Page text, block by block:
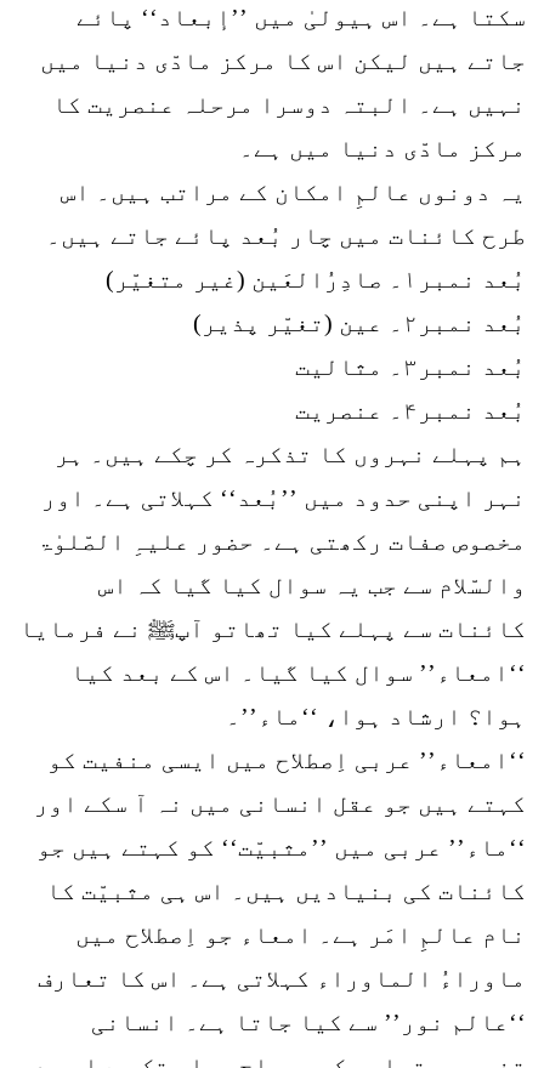
سکتا ہے۔ اس ہیولیٰ میں ’’إبعاد‘‘ پائے
جاتے ہیں لیکن اس کا مرکز مادّی دنیا میں
نہیں ہے۔ البتہ دوسرا مرحلہ عنصریت کا
مرکز مادّی دنیا میں ہے۔
یہ دونوں عالمِ امکان کے مراتب ہیں۔ اس
طرح کائنات میں چار بُعد پائے جاتے ہیں۔
بُعد نمبر۱۔ صادِرُالعَین (غیر متغیّر)
بُعد نمبر۲۔ عین (تغیّر پذیر)
بُعد نمبر۳۔ مثالیت
بُعد نمبر۴۔ عنصریت
ہم پہلے نہروں کا تذکرہ کر چکے ہیں۔ ہر
نہر اپنی حدود میں ’’بُعد‘‘ کہلاتی ہے۔ اور
مخصوص صفات رکھتی ہے۔ حضور علیہِ الصّلوٰۃ
والسّلام سے جب یہ سوال کیا گیا کہ اس
کائنات سے پہلے کیا تھاتو آپﷺ نے فرمایا
‘‘امعاء’’ سوال کیا گیا۔ اس کے بعد کیا
ہوا؟ ارشاد ہوا، ‘‘ماء’’۔
‘‘امعاء’’ عربی اِصطلاح میں ایسی منفیت کو
کہتے ہیں جو عقل انسانی میں نہ آ سکے اور
‘‘ماء’’ عربی میں ’’مثبیّت‘‘ کو کہتے ہیں جو
کائنات کی بنیادیں ہیں۔ اس ہی مثبیّت کا
نام عالمِ امَر ہے۔ امعاء جو اِصطلاح میں
ماوراءُ الماوراء کہلاتی ہے۔ اس کا تعارف
‘‘عالم نور’’ سے کیا جاتا ہے۔ انسانی